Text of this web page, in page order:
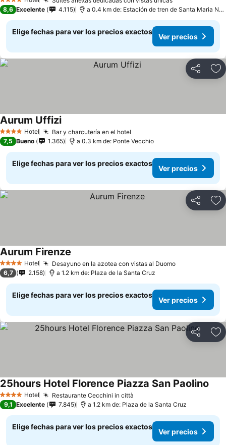
4 Estrellas
8,6 Excelente 4.115 a 0.4 km de: Estación de tren de Santa Maria Novella
Elige fechas para ver los precios exactos
Ver precios
Compartir
4 EstrellasHotel Bar y charcutería en el hotel
Aurum Uffizi
7,5 Bueno 1.365 a 0.3 km de: Ponte Vecchio
Elige fechas para ver los precios exactos
Ver precios
Compartir
4 EstrellasHotel Desayuno en la azotea con vistas al Duomo
Aurum Firenze
6,7 2.158 a 1.2 km de: Plaza de la Santa Cruz
Elige fechas para ver los precios exactos
Ver precios
Compartir
4 EstrellasHotel Restaurante Cecchini in città
25hours Hotel Florence Piazza San Paolino
9,1 Excelente 7.845 a 1.2 km de: Plaza de la Santa Cruz
Elige fechas para ver los precios exactos
Ver precios